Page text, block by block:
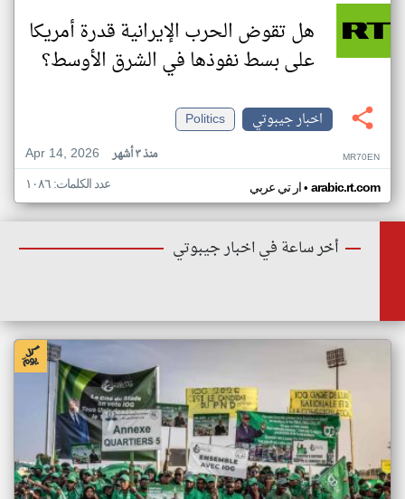
هل تقوض الحرب الإيرانية قدرة أمريكا
على بسط نفوذها في الشرق الأوسط؟
اخبار جيبوتي
Politics
Apr 14, 2026
منذ ٣ أشهر MR70EN
ار تي عربي• arabic.rt.com عدد الكلمات: ١٠٨٦
أخر ساعة في اخبار جيبوتي